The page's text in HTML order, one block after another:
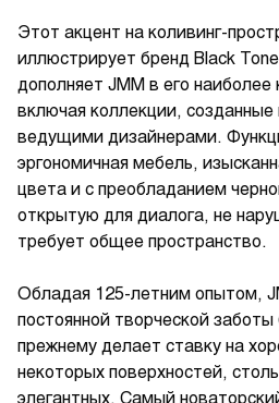
Этот акцент на коливинг-
иллюстрирует бренд Black
дополняет JMM в его наиболее
включая коллекции, созданные
ведущими дизайнерами.
эргономичная мебель,
цвета и с преобладанием
открытую для диалога, не
требует общее пространство.
Обладая 125-летним опытом,
постоянной творческой
прежнему делает ставку на
некоторых поверхностей,
элегантных. Самый